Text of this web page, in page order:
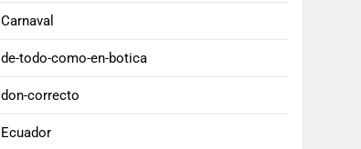
Carnaval
de-todo-como-en-botica
don-correcto
Ecuador